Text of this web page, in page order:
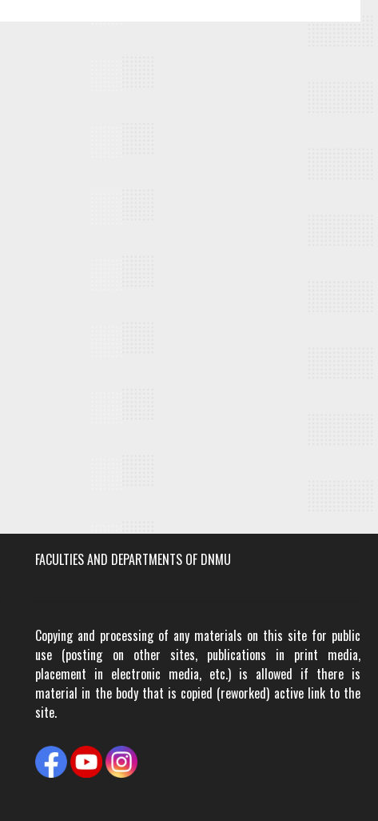
FACULTIES AND DEPARTMENTS OF DNMU
Copying and processing of any materials on this site for public
use (posting on other sites, publications in print media,
placement in electronic media, etc.) is allowed if there is
material in the body that is copied (reworked) active link to the
site.